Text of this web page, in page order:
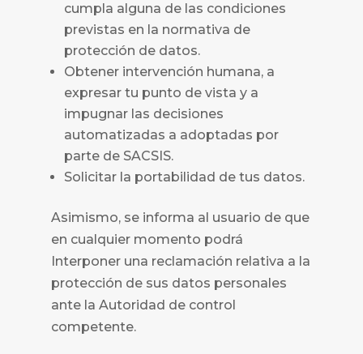
cumpla alguna de las condiciones
previstas en la normativa de
protección de datos.
Obtener intervención humana, a
expresar tu punto de vista y a
impugnar las decisiones
automatizadas a adoptadas por
parte de SACSIS.
Solicitar la portabilidad de tus datos.
Asimismo, se informa al usuario de que
en cualquier momento podrá
Interponer una reclamación relativa a la
protección de sus datos personales
ante la Autoridad de control
competente.